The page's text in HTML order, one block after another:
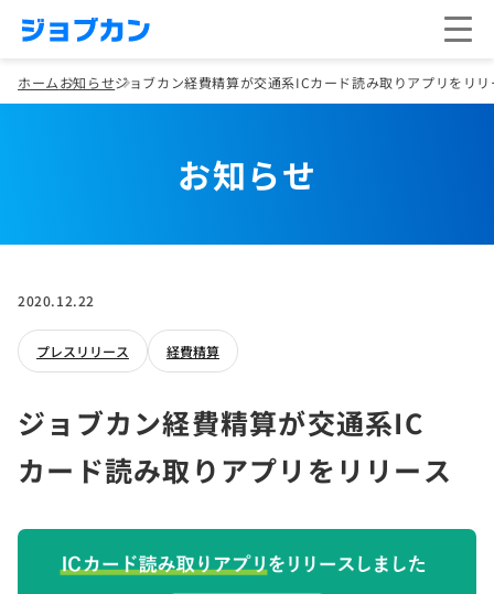
ホームお知らせジョブカン経費精算が交通系ICカード読み取りアプリをリ
お知らせ
2020.12.22
プレスリリース 経費精算
ジョブカン経費精算が交通系IC
カード読み取りアプリをリリース